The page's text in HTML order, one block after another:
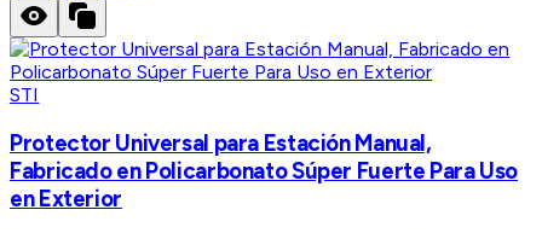
STI
Protector Universal para Estación Manual,
Fabricado en Policarbonato Súper Fuerte Para Uso
en Exterior